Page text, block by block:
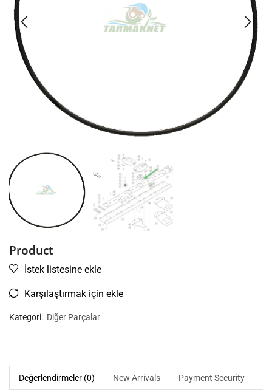
Product
İstek listesine ekle
Karşılaştırmak için ekle
Kategori: Diğer Parçalar
Değerlendirmeler (0) New Arrivals Payment Security